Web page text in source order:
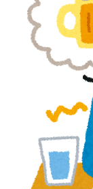
ブログ
会社概要
お問い合わ